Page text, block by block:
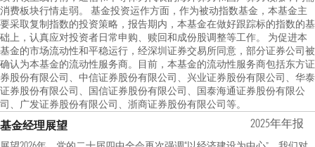
消费板块行情走弱。 基金投资运作方面，作为被动指数基金，本基金主
要采取复制指数的投资策略，报告期内，本基金在做好跟踪标的指数的基
础上，认真应对投资者日常申购、赎回和成份股调整等工作。 为促进本
基金的市场流动性和平稳运行，经深圳证券交易所同意，部分证券公司被
确认为本基金的流动性服务商。目前，本基金的流动性服务商包括东方证
券股份有限公司、中信证券股份有限公司、兴业证券股份有限公司、华泰
证券股份有限公司、国信证券股份有限公司、国泰海通证券股份有限公
司、广发证券股份有限公司、浙商证券股份有限公司等。
基金经理展望 2025年年报